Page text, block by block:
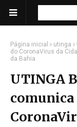
Página inicial utinga
do CoronaVirus da
da Bahia
UTINGA